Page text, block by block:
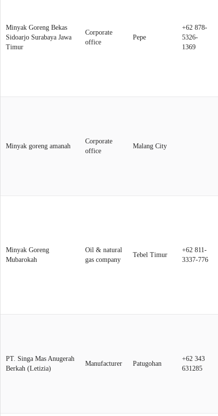
Minyak Goreng Bekas
Sidoarjo Surabaya Jawa
Timur
Corporate
office
Pepe
+62 878-
5326-
1369
Minyak goreng amanah
Corporate
office
Malang City
Minyak Goreng
Mubarokah
Oil & natural
gas company
Tebel Timur
+62 811-
3337-776
PT. Singa Mas Anugerah
Berkah (Letizia)
Manufacturer Patugohan
+62 343
631285